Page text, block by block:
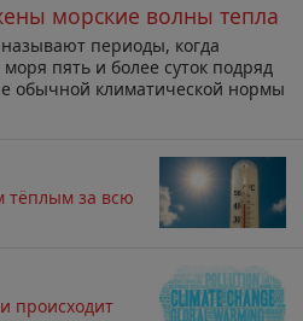
морские волны тепла
периоды, когда
пять и более суток подряд
обычной климатической нормы
тёплым за всю
происходит